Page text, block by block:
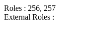
Roles : 256, 257
External Roles :